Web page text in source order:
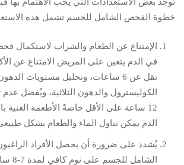
خطوة الفحص الشامل للجسم تشمل هذه
الإمتناع عن الطعام والشراب لاستكمال
في الدم يتعين على المريض الامتناع عن
تقل عن 6 ساعات، وتحليل مستويات
الكوليسترول والدهون الثلاثية، ويُفضل
12 ساعة على الأقل خاصةً الأطعمة
الدم يمكن تناول الماء والطعام بشكل
يُشدد على ضرورة أن يحصل الأفراد